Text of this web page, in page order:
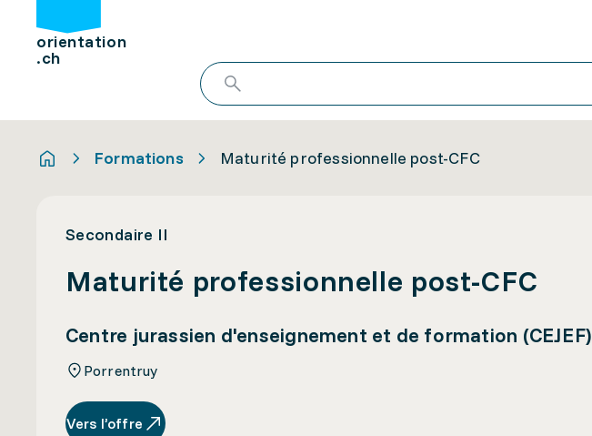
orientation
.ch
Formations Maturité professionnelle post-CFC
Secondaire II
Maturité professionnelle post-CFC
Centre jurassien d'enseignement et de formation (CEJEF)
Porrentruy
Vers l’offre